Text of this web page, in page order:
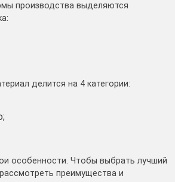
производства выделяются
делится на 4 категории:
особенности. Чтобы выбрать лучший
преимущества и